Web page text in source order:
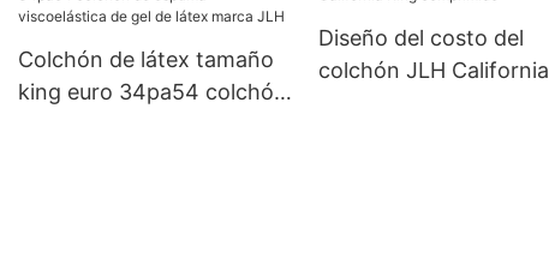
Colchón de látex tamaño
king euro 34pa54 colchón
Diseño del costo del
colchón JLH California